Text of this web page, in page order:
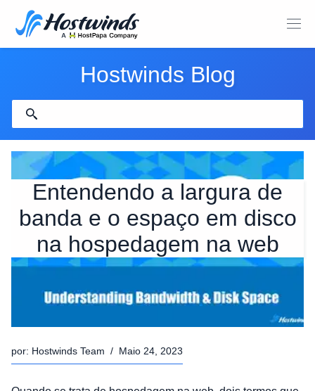
Hostwinds Blog
Entendendo a largura de
banda e o espaço em disco
na hospedagem na web
por: Hostwinds Team / Maio 24, 2023